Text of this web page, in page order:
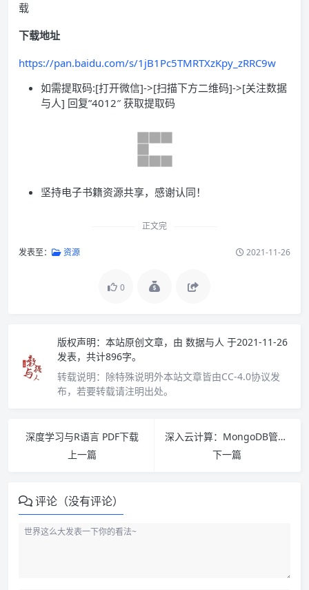
载
下载地址
https://pan.baidu.com/s/1jB1Pc5TMRTXzKpy_zRRC9w
如需提取码:[打开微信]->[扫描下方二维码]->[关注数据
与人] 回复”4012″ 获取提取码
坚持电子书籍资源共享，感谢认同！
正文完
发表至： 资源 2021-11-26
0
版权声明： 本站原创文章，由 数据与人 于2021-11-26
发表，共计896字。
转载说明： 除特殊说明外本站文章皆由CC-4.0协议发
布，若要转载请注明出处。
深度学习与R语言 PDF下载
上一篇
深入云计算：MongoDB管理与开发实战详解 PDF下载
下一篇
评论（没有评论）